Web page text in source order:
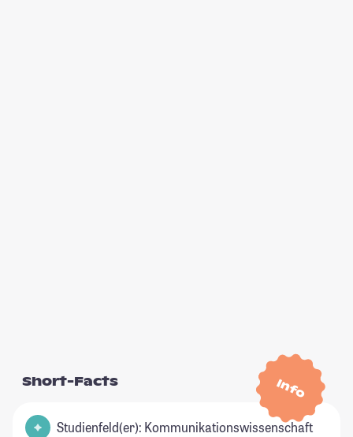
Info
Short-Facts
Studienfeld(er): Kommunikationswissenschaft